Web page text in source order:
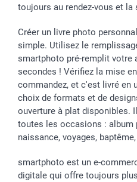
Droit de rétractation
toujours au rendez-vous et
Créer un livre photo
simple. Utilisez le
smartphoto pré-remplit votre
secondes ! Vérifiez la mise
commandez, et c'est livré en
choix de formats et de
ouverture à plat disponibles.
toutes les occasions : album
naissance, voyages,
smartphoto est un e-
digitale qui offre toujours